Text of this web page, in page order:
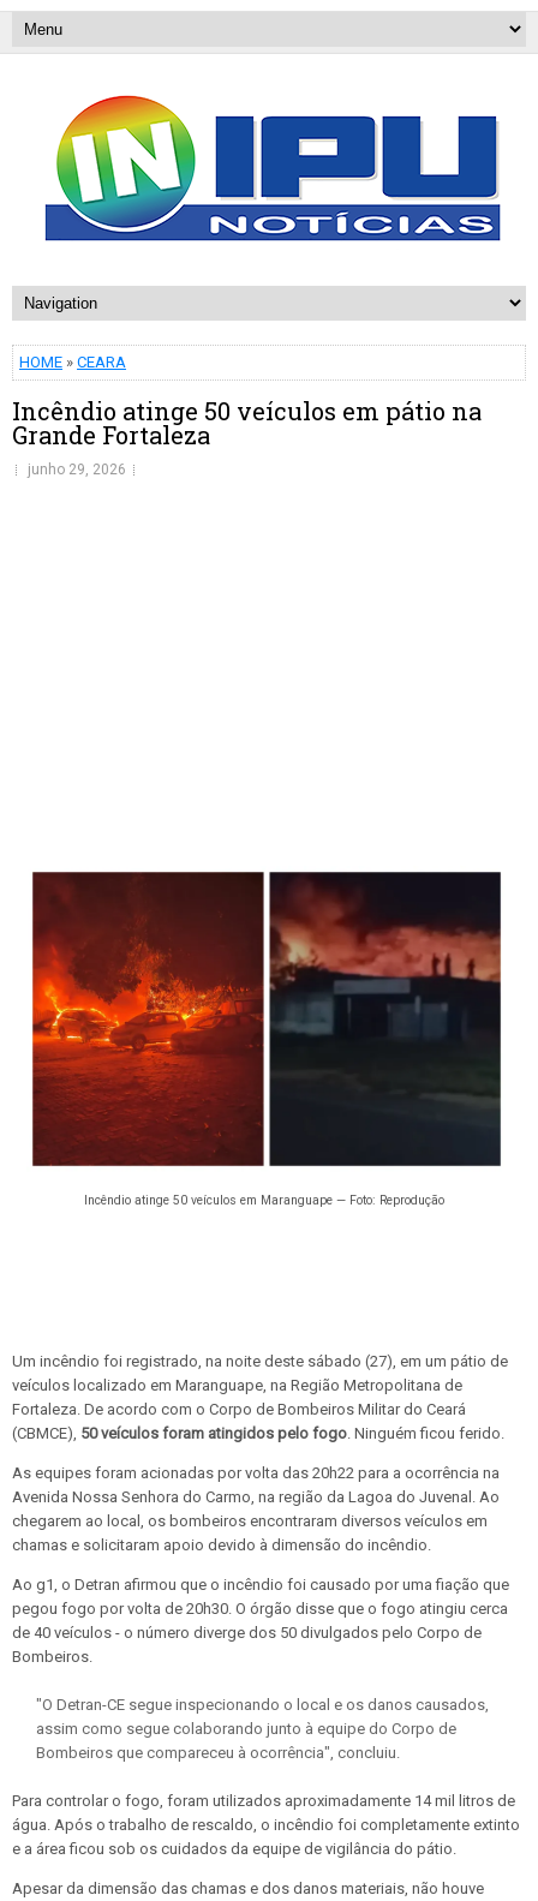
HOME » CEARA
Incêndio atinge 50 veículos em pátio na
Grande Fortaleza
junho 29, 2026
Incêndio atinge 50 veículos em Maranguape — Foto: Reprodução
Um incêndio foi registrado, na noite deste sábado (27), em um pátio de
veículos localizado em Maranguape, na Região Metropolitana de
Fortaleza. De acordo com o Corpo de Bombeiros Militar do Ceará
(CBMCE), 50 veículos foram atingidos pelo fogo . Ninguém ficou ferido.
As equipes foram acionadas por volta das 20h22 para a ocorrência na
Avenida Nossa Senhora do Carmo, na região da Lagoa do Juvenal. Ao
chegarem ao local, os bombeiros encontraram diversos veículos em
chamas e solicitaram apoio devido à dimensão do incêndio.
Ao g1, o Detran afirmou que o incêndio foi causado por uma fiação que
pegou fogo por volta de 20h30. O órgão disse que o fogo atingiu cerca
de 40 veículos - o número diverge dos 50 divulgados pelo Corpo de
Bombeiros.
"O Detran-CE segue inspecionando o local e os danos causados,
assim como segue colaborando junto à equipe do Corpo de
Bombeiros que compareceu à ocorrência", concluiu.
Para controlar o fogo, foram utilizados aproximadamente 14 mil litros de
água. Após o trabalho de rescaldo, o incêndio foi completamente extinto
e a área ficou sob os cuidados da equipe de vigilância do pátio.
Apesar da dimensão das chamas e dos danos materiais, não houve